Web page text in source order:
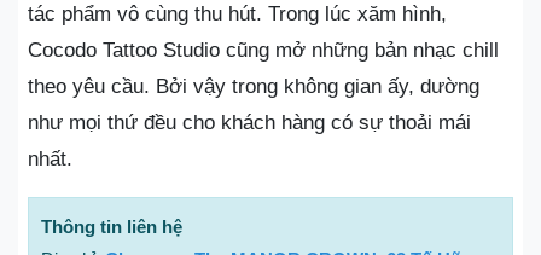
tác phẩm vô cùng thu hút. Trong lúc xăm hình,
Cocodo Tattoo Studio cũng mở những bản nhạc chill
theo yêu cầu. Bởi vậy trong không gian ấy, dường
như mọi thứ đều cho khách hàng có sự thoải mái
nhất.
Thông tin liên hệ